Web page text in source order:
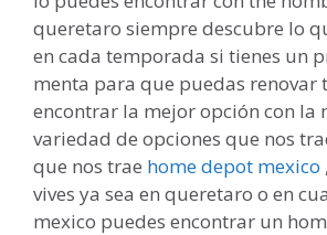
queretaro siempre descubre lo
en cada temporada si tienes un
menta para que puedas renovar
encontrar la mejor opción con la
variedad de opciones que nos
que nos trae home depot mexico
vives ya sea en queretaro o en
mexico puedes encontrar un